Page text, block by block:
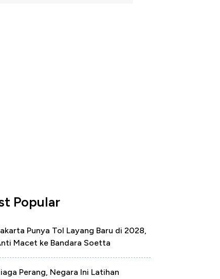
Popular
Punya Tol Layang Baru di 2028,
Macet ke Bandara Soetta
Perang, Negara Ini Latihan